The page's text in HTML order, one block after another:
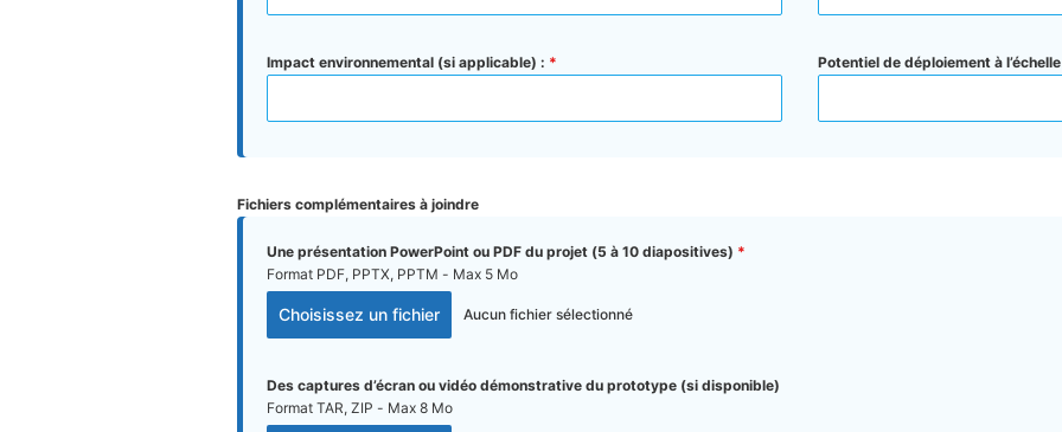
Impact environnemental (si applicable) : * Potentiel de déploiement à
Fichiers complémentaires à joindre
Une présentation PowerPoint ou PDF du projet (5 à 10 diapositives) *
Format PDF, PPTX, PPTM - Max 5 Mo
Choisissez un fichier Aucun fichier sélectionné
Des captures d’écran ou vidéo démonstrative du prototype (si disponible)
Format TAR, ZIP - Max 8 Mo